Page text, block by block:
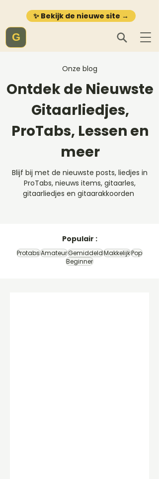
✨ Bekijk de nieuwe site →
G
Onze blog
Ontdek de Nieuwste
Gitaarliedjes,
ProTabs, Lessen en
meer
Blijf bij met de nieuwste posts, liedjes in
ProTabs, nieuws items, gitaarles,
gitaarliedjes en gitaarakkoorden
Populair :
ProtabsAmateurGemiddeldMakkelijkPop
Beginner